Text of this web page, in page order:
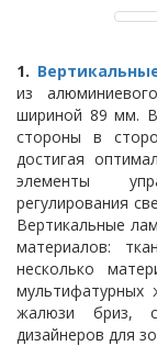
1.
из
шириной 89 мм.
стороны в
достигая
элементы
регулирования
Вертикальные
материалов:
несколько
мультифатурных
жалюзи бриз,
дизайнеров для